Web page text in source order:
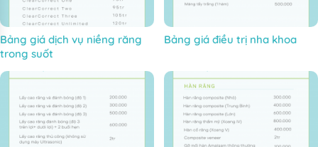
Bảng giá dịch vụ niềng răng
trong suốt
Bảng giá điều trị nha khoa